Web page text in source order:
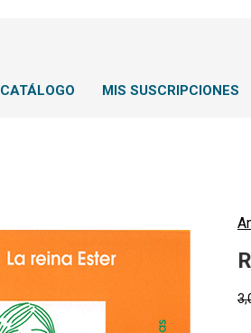
CATÁLOGO MIS SUSCRIPCIONES